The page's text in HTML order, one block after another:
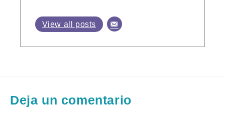
View all posts
Deja un comentario